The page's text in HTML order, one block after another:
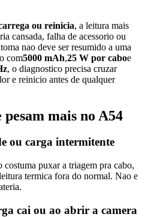
ou reinicia, a leitura mais
cansada, falha de acessorio ou
nao deve ser resumido a uma
com5000 mAh,25 W por caboe
, o diagnostico precisa cruzar
e reinicio antes de qualquer
mais no A54
ou carga intermitente
puxar a triagem pra cabo,
termica fora do normal. Nao e
cai ou ao abrir a camera